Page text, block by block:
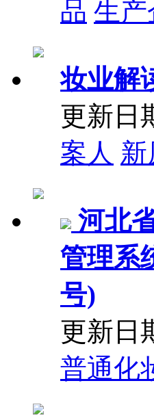
品 生产
妆业解
更新日
案人 新
河北
管理系
号)
更新日
普通化